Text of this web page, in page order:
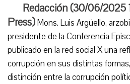
Redacción (30/06/2025
Press)Mons. Luis Argüello,
presidente de la Conferencia
publicado en la red social X una
corrupción en sus distintas
distinción entre la corrupción